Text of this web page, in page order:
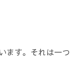
ます。それは一つ